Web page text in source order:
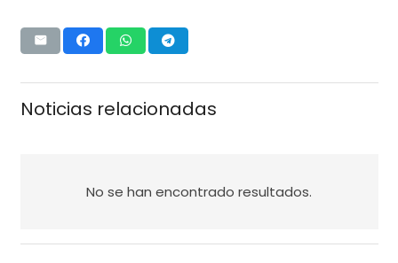
Noticias relacionadas
No se han encontrado resultados.